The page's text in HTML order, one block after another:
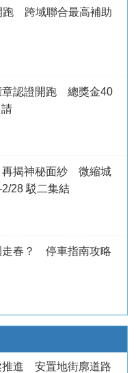
跑 跨域聯合最高補助
章認證開跑 總獎金40
再揭神秘面紗 微縮城
28 駁二集結
走春？ 停車指南攻略
推進 安置地街廓道路